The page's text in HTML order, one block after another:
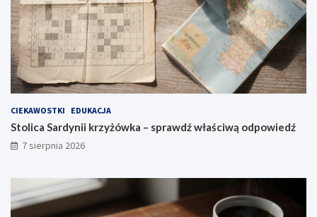
CIEKAWOSTKI EDUKACJA
Stolica Sardynii krzyżówka – sprawdź właściwą odpowiedź
7 sierpnia 2026